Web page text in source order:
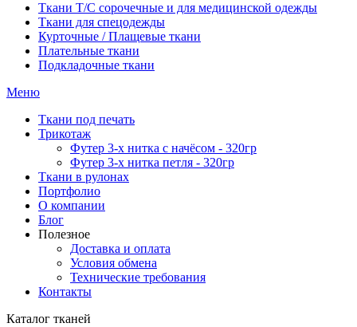
Ткани Т/С сорочечные и для медицинской одежды
Ткани для спецодежды
Курточные / Плащевые ткани
Плательные ткани
Подкладочные ткани
Меню
Ткани под печать
Трикотаж
Футер 3-х нитка с начёсом - 320гр
Футер 3-х нитка петля - 320гр
Ткани в рулонах
Портфолио
О компании
Блог
Полезное
Доставка и оплата
Условия обмена
Технические требования
Контакты
Каталог тканей